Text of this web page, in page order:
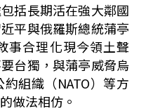
括長期活在強大鄰國
平與俄羅斯總統蒲亭
事合理化現今領土聲
台獨，與蒲亭威脅烏
組織（NATO）等方
做法相仿。